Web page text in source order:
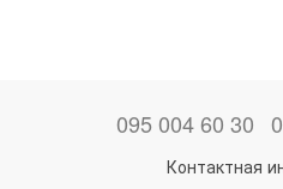
095 004 60 30
Контактная